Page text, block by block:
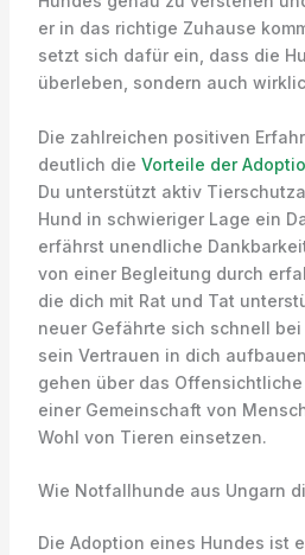
er in das richtige Zuhause
setzt sich dafür ein, dass die
überleben, sondern auch
Die zahlreichen positiven
deutlich die Vorteile der
Du unterstützt aktiv
Hund in schwieriger Lage ein
erfährst unendliche
von einer Begleitung durch
die dich mit Rat und Tat
neuer Gefährte sich schnell
sein Vertrauen in dich
gehen über das
einer Gemeinschaft von
Wohl von Tieren einsetzen.
Wie Notfallhunde aus Ungarn
Die Adoption eines Hundes ist